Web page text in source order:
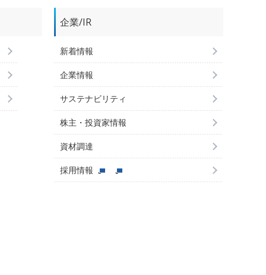
企業/IR
新着情報
企業情報
サステナビリティ
株主・投資家情報
資材調達
採用情報